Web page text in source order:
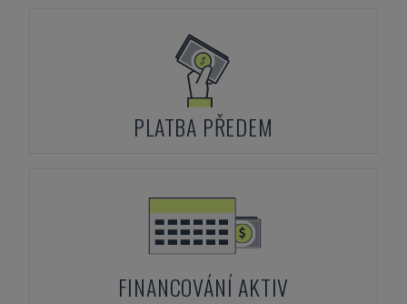
PLATBA PŘEDEM
FINANCOVÁNÍ AKTIV